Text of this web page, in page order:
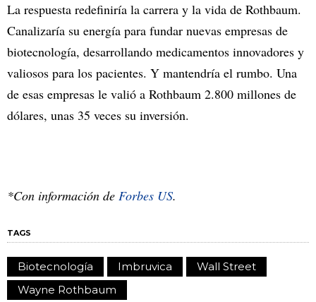
La respuesta redefiniría la carrera y la vida de Rothbaum.
Canalizaría su energía para fundar nuevas empresas de
biotecnología, desarrollando medicamentos innovadores y
valiosos para los pacientes. Y mantendría el rumbo. Una
de esas empresas le valió a Rothbaum 2.800 millones de
dólares, unas 35 veces su inversión.
*Con información de Forbes US.
TAGS
Biotecnología Imbruvica
Wall Street
Wayne Rothbaum